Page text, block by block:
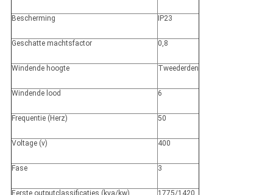
Bescherming IP23
Geschatte machtsfactor 0,8
Windende hoogte Tweederden
Windende lood 6
Frequentie (Herz) 50
Voltage (v) 400
Fase 3